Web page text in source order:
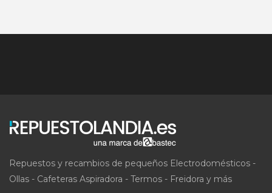
Repuestos y recambios de pequeños Electrodomésticos -
Ollas - Cafeteras Aspiradora - Termos - Freidora y más